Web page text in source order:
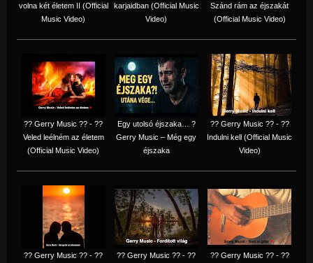
volna két életem II (Official
Music Video)
karjaidban (Official Music
Video)
Szánd rám az éjszakát
(Official Music Video)
?? Gerry Music ?? - ??
Veled leélném az életem
(Official Music Video)
Egy utolsó éjszaka… ?
Gerry Music – Még egy
éjszaka
?? Gerry Music ?? - ??
Indulni kell (Official Music
Video)
?? Gerry Music ?? - ??
?? Gerry Music ?? - ??
?? Gerry Music ?? - ??